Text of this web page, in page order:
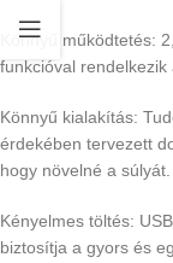
Könnyű működtetés:
funkcióval rendelkezik
Könnyű kialakítás:
érdekében tervezett
hogy növelné a súlyát.
Kényelmes töltés:
biztosítja a gyors és